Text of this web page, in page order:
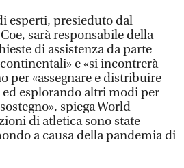
esperti, presieduto dal
sarà responsabile della
di assistenza da parte
e «si incontrerà
per «assegnare e distribuire
esplorando altri modi per
spiega World
di atletica sono state
a causa della pandemia di